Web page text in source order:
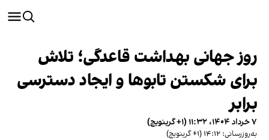
روز جهانی بهداشت قاعدگی؛ تلاش
برای شکستن تابوها و ایجاد دسترسی
برابر
۷ خرداد ۱۴۰۴، ۱۱:۳۲ (‎+۱ گرینویچ)
به‌روزرسانی: ۱۴:۱۲ (‎+۱ گرینویچ)